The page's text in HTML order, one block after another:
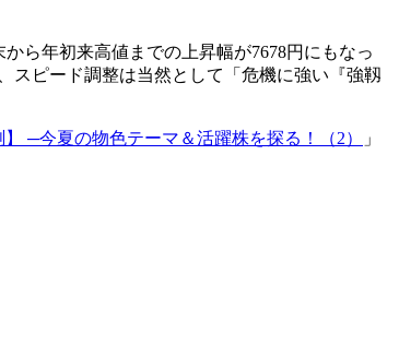
ら年初来高値までの上昇幅が7678円にもなっ
スピード調整は当然として「危機に強い『強靱
】 ─今夏の物色テーマ＆活躍株を探る！（2）
」